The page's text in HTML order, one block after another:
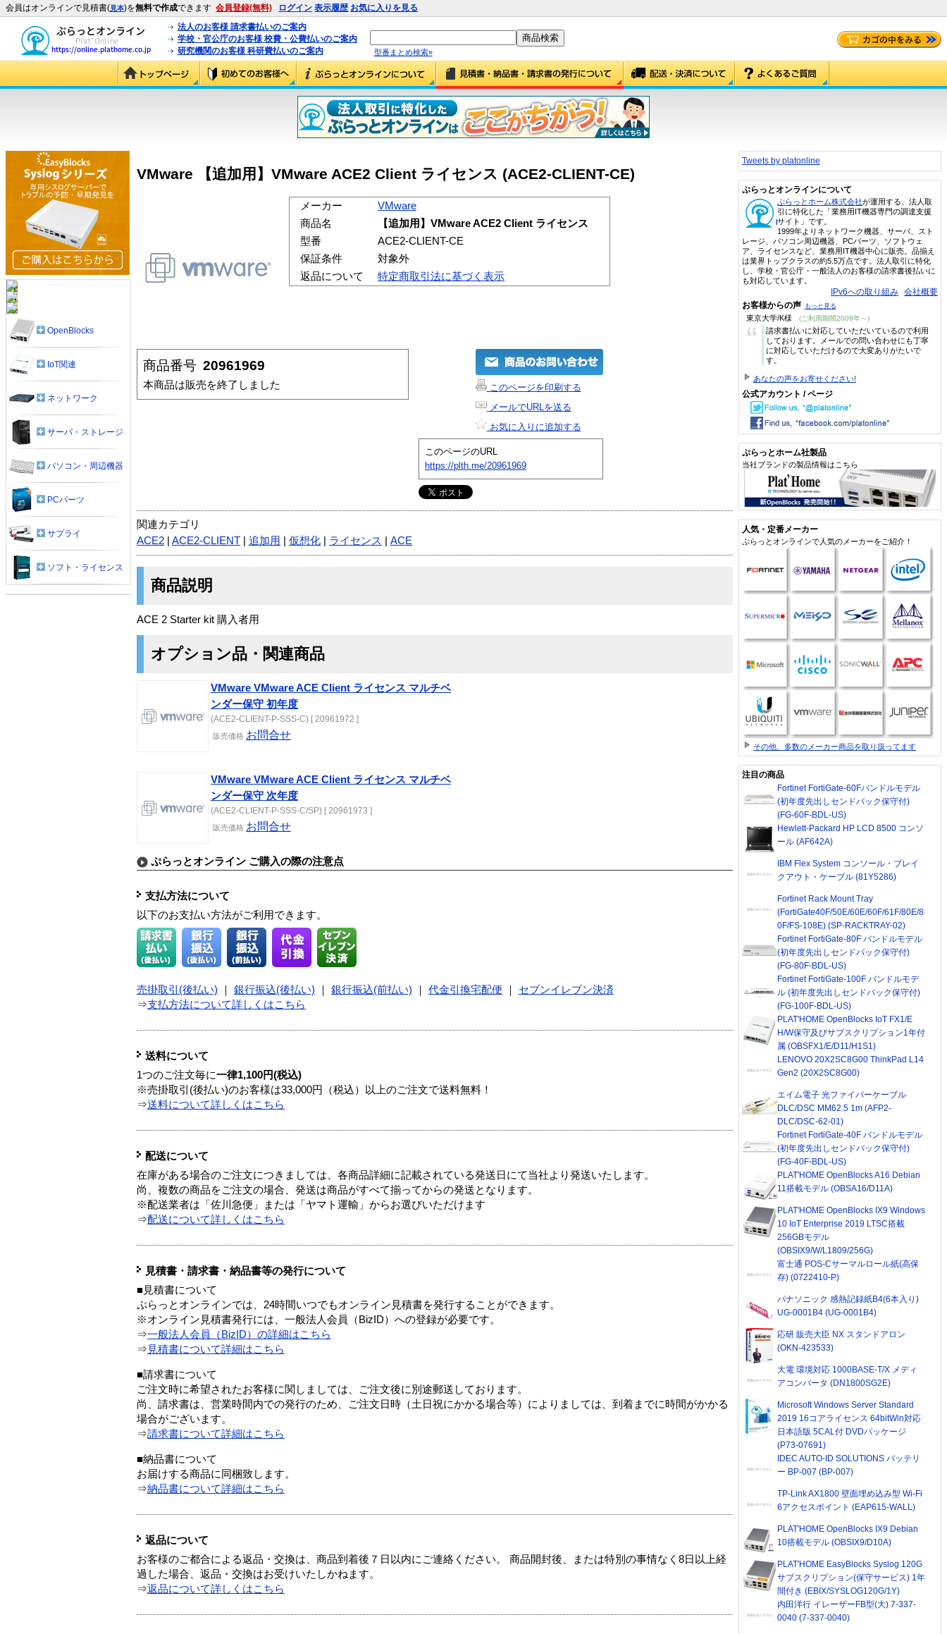
会員はオンラインで見積書(見本)を無料で作成できます 会員登録(無料) ログイン 表示履歴 お気に入りを見る
法人のお客様 請求書払いのご案内
学校・官公庁のお客様 校費・公費払いのご案内
研究機関のお客様 科研費払いのご案内
型番まとめ検索»
VMware 【追加用】VMware ACE2 Client ライセンス (ACE2-CLIENT-CE)
メーカー
VMware
商品名
【追加用】VMware ACE2 Client ライセンス
型番
ACE2-CLIENT-CE
保証条件
対象外
返品について
特定商取引法に基づく表示
商品番号 20961969
本商品は販売を終了しました
このページを印刷する
メールでURLを送る
お気に入りに追加する
このページのURL
https://plth.me/20961969
関連カテゴリ
ACE2
ACE2-CLIENT 追加用 仮想化 ライセンス ACE
商品説明
ACE 2 Starter kit 購入者用
オプション品・関連商品
VMware VMware ACE Client ライセンス マルチベ
ンダー保守 初年度
(ACE2-CLIENT-P-SSS-C) [ 20961972 ]
販売価格 お問合せ
VMware VMware ACE Client ライセンス マルチベ
ンダー保守 次年度
(ACE2-CLIENT-P-SSS-C/SP) [ 20961973 ]
販売価格 お問合せ
ぷらっとオンライン ご購入の際の注意点
支払方法について
以下のお支払い方法がご利用できます。
売掛取引(後払い) 銀行振込(後払い) 銀行振込(前払い) 代金引換宅配便
セブンイレブン決済
⇒支払方法について詳しくはこちら
送料について
1つのご注文毎に一律1,100円(税込)
※売掛取引(後払い)のお客様は33,000円（税込）以上のご注文で送料無料！
⇒送料について詳しくはこちら
配送について
在庫がある場合のご注文につきましては、各商品詳細に記載されている発送日にて当社より発送いたします。
尚、複数の商品をご注文の場合、発送は商品がすべて揃ってからの発送となります。
※配送業者は「佐川急便」または「ヤマト運輸」からお選びいただけます
⇒配送について詳しくはこちら
見積書・請求書・納品書等の発行について
■見積書について
ぷらっとオンラインでは、24時間いつでもオンライン見積書を発行することができます。
※オンライン見積書発行には、一般法人会員（BizID）への登録が必要です。
⇒一般法人会員（BizID）の詳細はこちら
⇒ 見積書について詳細はこちら
■請求書について
ご注文時に希望されたお客様に関しましては、ご注文後に別途郵送しております。
尚、請求書は、営業時間内での発行のため、ご注文日時（土日祝にかかる場合等）によりましては、到着までに時間がかかる
場合がございます。
⇒請求書について詳細はこちら
■納品書について
お届けする商品に同梱致します。
⇒納品書について詳細はこちら
返品について
お客様のご都合による返品・交換は、商品到着後７日以内にご連絡ください。 商品開封後、または特別の事情なく8日以上経
過した場合、返品・交換はお受けいたしかねます。
⇒返品について詳しくはこちら
OpenBlocks
IoT関連
ネットワーク
サーバ・ストレージ
パソコン・周辺機器
PCパーツ
サプライ
ソフト・ライセンス
Tweets by platonline
ぷらっとオンラインについて
ぷらっとホーム株式会社が運用する、法人取
引に特化した「業務用IT機器専門の調達支援
サイト」です。
1999年よりネットワーク機器、サーバ、スト
レージ、パソコン周辺機器、PCパーツ、ソフトウェ
ア、ライセンスなど、業務用IT機器中心に販売。品揃え
は業界トップクラスの約5.5万点です。法人取引に特化
し、学校・官公庁・一般法人のお客様の請求書後払いに
も対応しています。
IPv6への取り組み 会社概要
お客様からの声 もっと見る
東京大学/K様 (ご利用期間2009年～)
“
請求書払いに対応していただいているので利用
しております。メールでの問い合わせにも丁寧
に対応していただけるので大変ありがたいで
す。
あなたの声をお寄せください!
公式アカウント / ページ
ぷらっとホーム社製品
当社ブランドの製品情報はこちら
人気・定番メーカー
ぷらっとオンラインで人気のメーカーをご紹介！
その他、多数のメーカー商品を取り扱ってます
注目の商品
Fortinet FortiGate-60Fバンドルモデル
(初年度先出しセンドバック保守付)
(FG-60F-BDL-US)
Hewlett-Packard HP LCD 8500 コンソ
ール (AF642A)
IBM Flex System コンソール・ブレイ
クアウト・ケーブル (81Y5286)
Fortinet Rack Mount Tray
(FortiGate40F/50E/60E/60F/61F/80E/8
0F/FS-108E) (SP-RACKTRAY-02)
Fortinet FortiGate-80F バンドルモデル
(初年度先出しセンドバック保守付)
(FG-80F-BDL-US)
Fortinet FortiGate-100F バンドルモデ
ル (初年度先出しセンドバック保守付)
(FG-100F-BDL-US)
PLAT'HOME OpenBlocks IoT FX1/E
H/W保守及びサブスクリプション1年付
属 (OBSFX1/E/D11/H1S1)
LENOVO 20X2SC8G00 ThinkPad L14
Gen2 (20X2SC8G00)
エイム電子 光ファイバーケーブル
DLC/DSC MM62.5 1m (AFP2-
DLC/DSC-62-01)
Fortinet FortiGate-40F バンドルモデル
(初年度先出しセンドバック保守付)
(FG-40F-BDL-US)
PLAT'HOME OpenBlocks A16 Debian
11搭載モデル (OBSA16/D11A)
PLAT'HOME OpenBlocks IX9 Windows
10 IoT Enterprise 2019 LTSC搭載
256GBモデル
(OBSIX9/W/L1809/256G)
富士通 POS-Cサーマルロール紙(高保
存) (0722410-P)
パナソニック 感熱記録紙B4(6本入り)
UG-0001B4 (UG-0001B4)
応研 販売大臣 NX スタンドアロン
(OKN-423533)
大電 環境対応 1000BASE-T/X メディ
アコンバータ (DN1800SG2E)
Microsoft Windows Server Standard
2019 16コアライセンス 64bitWin対応
日本語版 5CAL付 DVDパッケージ
(P73-07691)
IDEC AUTO-ID SOLUTIONS バッテリ
ー BP-007 (BP-007)
TP-Link AX1800 壁面埋め込み型 Wi-Fi
6アクセスポイント (EAP615-WALL)
PLAT'HOME OpenBlocks IX9 Debian
10搭載モデル (OBSIX9/D10A)
PLAT'HOME EasyBlocks Syslog 120G
サブスクリプション(保守サービス) 1年
間付き (EBIX/SYSLOG120G/1Y)
内田洋行 イレーザーFB型(大) 7-337-
0040 (7-337-0040)